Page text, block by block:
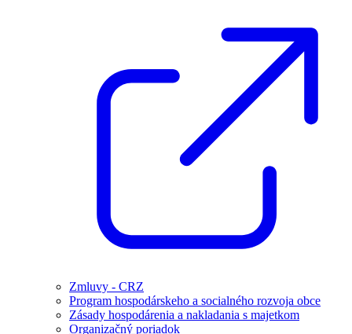
Zmluvy - CRZ
Program hospodárskeho a socialného rozvoja obce
Zásady hospodárenia a nakladania s majetkom
Organizačný poriadok